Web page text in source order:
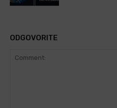
ODGOVORITE